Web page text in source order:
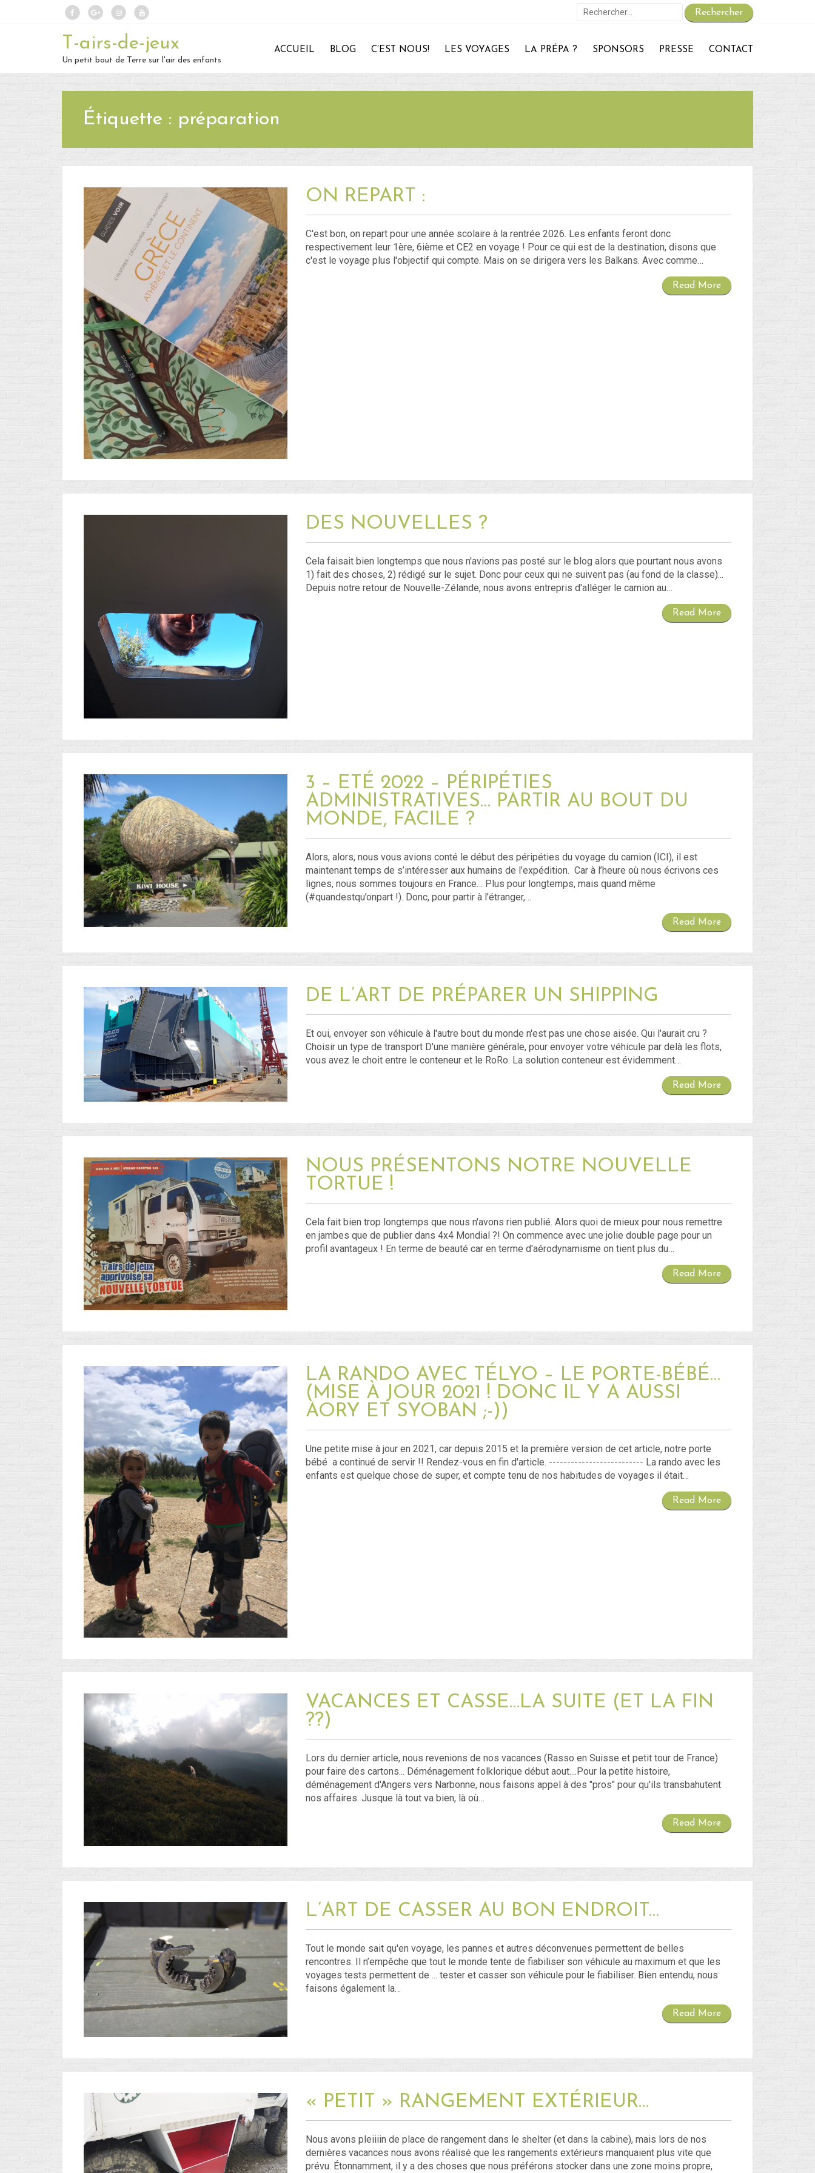
Rechercher :
On repart :
28 – du 18 juin au 22 juin : Bye-Bye Bali… Hello Hong-Kong !
Connexion
Flux des commentaires
T-airs-de-jeux
Un petit bout de Terre sur l'air des enfants
ACCUEIL BLOG C’EST NOUS! LES VOYAGES LA PRÉPA ? SPONSORS PRESSE CONTACT
Étiquette : préparation
ON REPART :
C'est bon, on repart pour une année scolaire à la rentrée 2026. Les enfants feront donc
respectivement leur 1ère, 6ième et CE2 en voyage ! Pour ce qui est de la destination, disons que
c'est le voyage plus l'objectif qui compte. Mais on se dirigera vers les Balkans. Avec comme…
Read More
DES NOUVELLES ?
Cela faisait bien longtemps que nous n'avions pas posté sur le blog alors que pourtant nous avons
1) fait des choses, 2) rédigé sur le sujet. Donc pour ceux qui ne suivent pas (au fond de la classe)...
Depuis notre retour de Nouvelle-Zélande, nous avons entrepris d'alléger le camion au…
Read More
3 – ETÉ 2022 – PÉRIPÉTIES
ADMINISTRATIVES… PARTIR AU BOUT DU
MONDE, FACILE ?
Alors, alors, nous vous avions conté le début des péripéties du voyage du camion (ICI), il est
maintenant temps de s’intéresser aux humains de l’expédition. Car à l’heure où nous écrivons ces
lignes, nous sommes toujours en France… Plus pour longtemps, mais quand même
(#quandestqu’onpart !). Donc, pour partir à l’étranger,…
Read More
DE L’ART DE PRÉPARER UN SHIPPING
Et oui, envoyer son véhicule à l'autre bout du monde n'est pas une chose aisée. Qui l'aurait cru ?
Choisir un type de transport D'une manière générale, pour envoyer votre véhicule par delà les flots,
vous avez le choit entre le conteneur et le RoRo. La solution conteneur est évidemment…
Read More
NOUS PRÉSENTONS NOTRE NOUVELLE
TORTUE !
Cela fait bien trop longtemps que nous n'avons rien publié. Alors quoi de mieux pour nous remettre
en jambes que de publier dans 4x4 Mondial ?! On commence avec une jolie double page pour un
profil avantageux ! En terme de beauté car en terme d'aérodynamisme on tient plus du…
Read More
LA RANDO AVEC TÉLYO – LE PORTE-BÉBÉ…
(MISE À JOUR 2021 ! DONC IL Y A AUSSI
AORY ET SYOBAN ;-))
Une petite mise à jour en 2021, car depuis 2015 et la première version de cet article, notre porte
bébé a continué de servir !! Rendez-vous en fin d'article. -------------------------- La rando avec les
enfants est quelque chose de super, et compte tenu de nos habitudes de voyages il était…
Read More
VACANCES ET CASSE…LA SUITE (ET LA FIN
??)
Lors du dernier article, nous revenions de nos vacances (Rasso en Suisse et petit tour de France)
pour faire des cartons... Déménagement folklorique début aout....Pour la petite histoire,
déménagement d'Angers vers Narbonne, nous faisons appel à des "pros" pour qu'ils transbahutent
nos affaires. Jusque là tout va bien, là où…
Read More
L’ART DE CASSER AU BON ENDROIT…
Tout le monde sait qu'en voyage, les pannes et autres déconvenues permettent de belles
rencontres. Il n’empêche que tout le monde tente de fiabiliser son véhicule au maximum et que les
voyages tests permettent de ... tester et casser son véhicule pour le fiabiliser. Bien entendu, nous
faisons également la…
Read More
« PETIT » RANGEMENT EXTÉRIEUR…
Nous avons pleiiiin de place de rangement dans le shelter (et dans la cabine), mais lors de nos
dernières vacances nous avons réalisé que les rangements extérieurs manquaient plus vite que
prévu. Étonnamment, il y a des choses que nous préférons stocker dans une zone moins propre,